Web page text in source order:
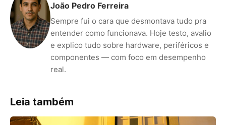
João Pedro Ferreira
Sempre fui o cara que desmontava tudo pra
entender como funcionava. Hoje testo, avalio
e explico tudo sobre hardware, periféricos e
componentes — com foco em desempenho
real.
Leia também